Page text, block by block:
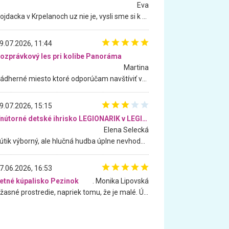
Eva
11:44
les pri kolibe Panoráma
Martina
15:15
Vnútorné detské ihrisko LEGIONARIK v LEGIA Fitness
Elena Selecká
16:53
kúpalisko Pezinok
. Monika Lipovská